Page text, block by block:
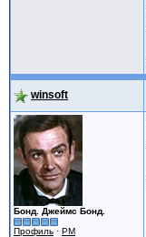
winsoft
Бонд. Джеймс Бонд.
Профиль · PM